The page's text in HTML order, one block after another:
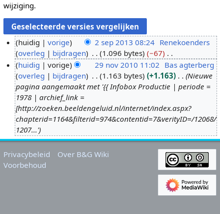
wijziging.
s
huidig vorige 2 sep 2013 08:24 Renekoenders
overleg
bijdragen 1.096 bytes
−67
G
e
e
n
b
e
w
e
0
1
0
huidig vorige 29 nov 2010 11:02 Bas agterberg
overleg
bijdragen 1.163 bytes +1.163
Nieuwe
pagina aangemaakt met '{{ Infobox Productie | periode =
1978 | archief_link =
[http://zoeken.beeldengeluid.nl/internet/index.aspx?
chapterid=1164&filterid=974&contentid=7&verityID=/12068/
1207...'
Privacybeleid
Over B&G Wiki
Voorbehoud